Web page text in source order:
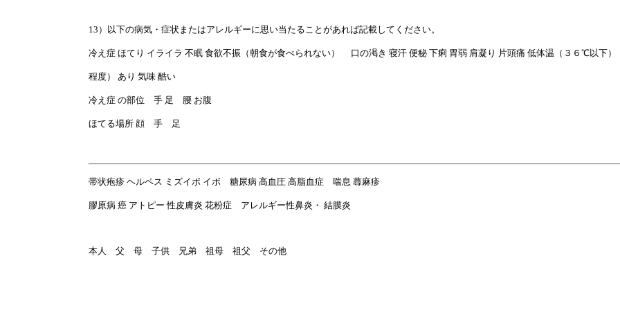
13）以下の病気・症状またはアレルギーに思い当たることがあれば記載してください。
冷え症 ほてり イライラ 不眠 食欲不振（朝食が食べられない） 口の渇き 寝汗 便秘 下痢 胃弱 肩凝り 片頭痛 低体温（３６℃以下）
程度） あり 気味 酷い
冷え症 の部位 手 足 腰 お腹
ほてる場所 顔 手 足
帯状疱疹 ヘルペス ミズイボ イボ 糖尿病 高血圧 高脂血症 喘息 蕁麻疹
膠原病 癌 アトピー 性皮膚炎 花粉症 アレルギー性鼻炎・ 結膜炎
本人 父 母 子供 兄弟 祖母 祖父 その他